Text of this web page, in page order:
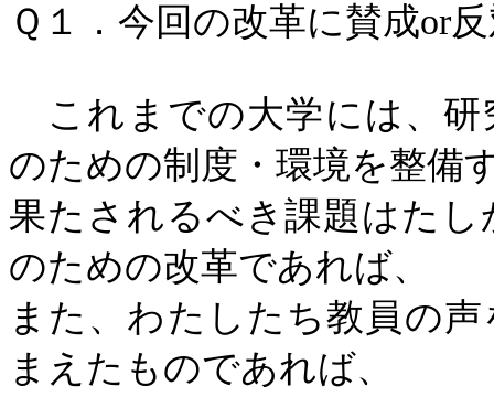
Ｑ１．今回の改革に賛成or
これまでの大学には、研
のための制度・環境を整備
果たされるべき課題はた
のための改革であれば、
また、わたしたち教員の
まえたものであれば、